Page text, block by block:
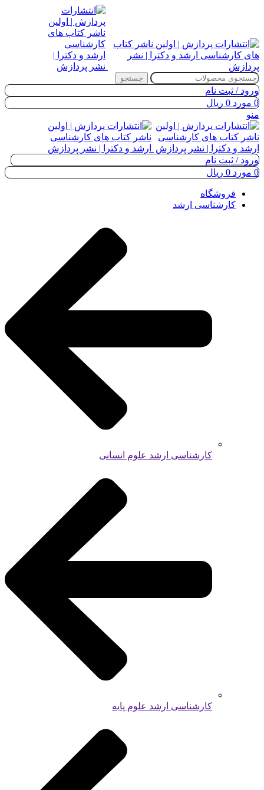
جستجو
ورود / ثبت نام
0 مورد 0 ریال
منو
ورود / ثبت نام
0 مورد 0 ریال
فروشگاه
کارشناسی ارشد
کارشناسی ارشد علوم انسانی
کارشناسی ارشد علوم پایه